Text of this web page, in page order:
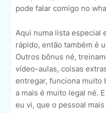
pode falar comigo no
Aqui numa lista especial
rápido, então também é
Outros bônus né,
vídeo-aulas, coisas
entregar, funciona muito
a mais é muito legal né.
eu vi, que o pessoal